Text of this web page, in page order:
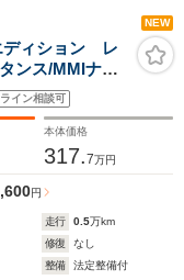
NEW
ディション レ
ンス/MMIナ
ピット/Bカメ
マホインター
イン相談可
本体価格
317.7万円
円
走行 0.5万km
修復
なし
整備
法定整備付